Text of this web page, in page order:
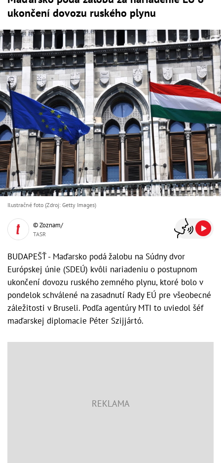
ukončení dovozu ruského plynu
Ilustračné foto (Zdroj: Getty Images)
© Zoznam/
TASR
BUDAPEŠŤ - Maďarsko podá žalobu na Súdny dvor
Európskej únie (SDEÚ) kvôli nariadeniu o postupnom
ukončení dovozu ruského zemného plynu, ktoré bolo v
pondelok schválené na zasadnutí Rady EÚ pre všeobecné
záležitosti v Bruseli. Podľa agentúry MTI to uviedol šéf
maďarskej diplomacie Péter Szijjártó.